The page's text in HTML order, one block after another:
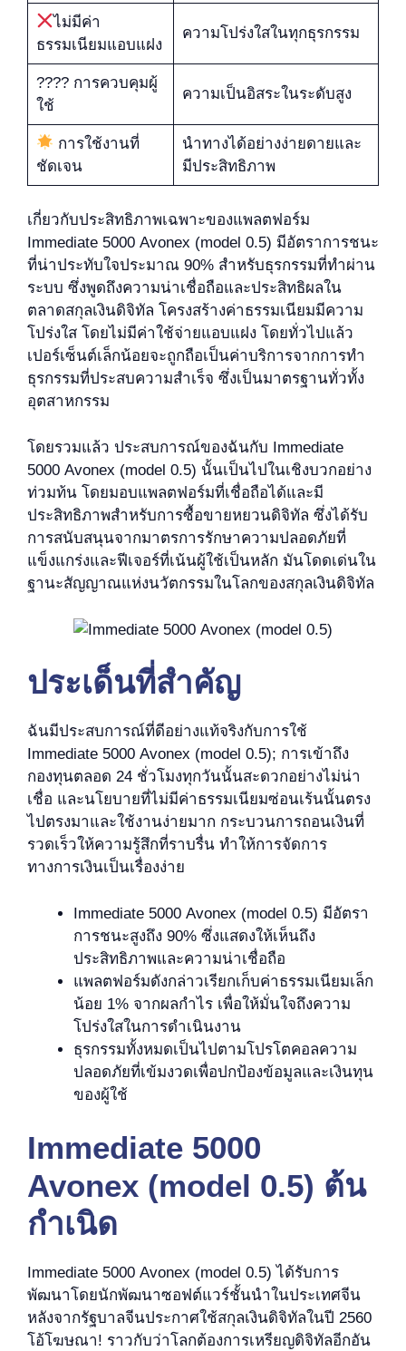
ไม่มีค่า
ธรรมเนียมแอบแฝง
ความโปร่งใสในทุกธุรกรรม
???? การควบคุมผู้
ใช้
ความเป็นอิสระในระดับสูง
การใช้งานที่
ชัดเจน
นำทางได้อย่างง่ายดายและ
มีประสิทธิภาพ
เกี่ยวกับประสิทธิภาพเฉพาะของแพลตฟอร์ม
Immediate 5000 Avonex (model 0.5) มีอัตราการชนะ
ที่น่าประทับใจประมาณ 90% สำหรับธุรกรรมที่ทำผ่าน
ระบบ ซึ่งพูดถึงความน่าเชื่อถือและประสิทธิผลใน
ตลาดสกุลเงินดิจิทัล โครงสร้างค่าธรรมเนียมมีความ
โปร่งใส โดยไม่มีค่าใช้จ่ายแอบแฝง โดยทั่วไปแล้ว
เปอร์เซ็นต์เล็กน้อยจะถูกถือเป็นค่าบริการจากการทำ
ธุรกรรมที่ประสบความสำเร็จ ซึ่งเป็นมาตรฐานทั่วทั้ง
อุตสาหกรรม
โดยรวมแล้ว ประสบการณ์ของฉันกับ Immediate
5000 Avonex (model 0.5) นั้นเป็นไปในเชิงบวกอย่าง
ท่วมท้น โดยมอบแพลตฟอร์มที่เชื่อถือได้และมี
ประสิทธิภาพสำหรับการซื้อขายหยวนดิจิทัล ซึ่งได้รับ
การสนับสนุนจากมาตรการรักษาความปลอดภัยที่
แข็งแกร่งและฟีเจอร์ที่เน้นผู้ใช้เป็นหลัก มันโดดเด่นใน
ฐานะสัญญาณแห่งนวัตกรรมในโลกของสกุลเงินดิจิทัล
ประเด็นที่สำคัญ
ฉันมีประสบการณ์ที่ดีอย่างแท้จริงกับการใช้
Immediate 5000 Avonex (model 0.5); การเข้าถึง
กองทุนตลอด 24 ชั่วโมงทุกวันนั้นสะดวกอย่างไม่น่า
เชื่อ และนโยบายที่ไม่มีค่าธรรมเนียมซ่อนเร้นนั้นตรง
ไปตรงมาและใช้งานง่ายมาก กระบวนการถอนเงินที่
รวดเร็วให้ความรู้สึกที่ราบรื่น ทำให้การจัดการ
ทางการเงินเป็นเรื่องง่าย
Immediate 5000 Avonex (model 0.5) มีอัตรา
การชนะสูงถึง 90% ซึ่งแสดงให้เห็นถึง
ประสิทธิภาพและความน่าเชื่อถือ
แพลตฟอร์มดังกล่าวเรียกเก็บค่าธรรมเนียมเล็ก
น้อย 1% จากผลกำไร เพื่อให้มั่นใจถึงความ
โปร่งใสในการดำเนินงาน
ธุรกรรมทั้งหมดเป็นไปตามโปรโตคอลความ
ปลอดภัยที่เข้มงวดเพื่อปกป้องข้อมูลและเงินทุน
ของผู้ใช้
Immediate 5000
Avonex (model 0.5) ต้น
กำเนิด
Immediate 5000 Avonex (model 0.5) ได้รับการ
พัฒนาโดยนักพัฒนาซอฟต์แวร์ชั้นนำในประเทศจีน
หลังจากรัฐบาลจีนประกาศใช้สกุลเงินดิจิทัลในปี 2560
โอ้โฆษณา! ราวกับว่าโลกต้องการเหรียญดิจิทัลอีกอัน